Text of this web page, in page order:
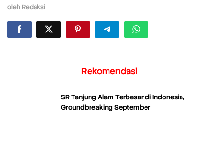
oleh Redaksi
Rekomendasi
SR Tanjung Alam Terbesar di Indonesia,
Groundbreaking September